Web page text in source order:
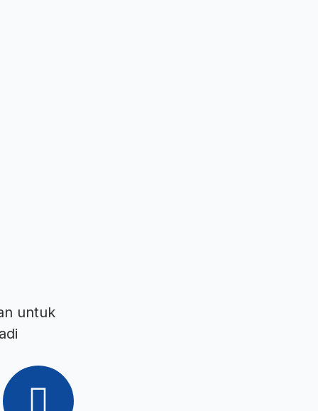
untuk